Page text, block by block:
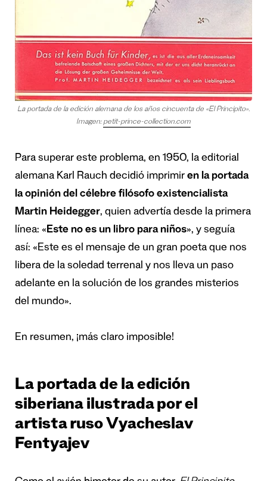
La portada de la edición alemana de los años cincuenta de «El Principito».
Imagen:petit-prince-collection.com
Para superar este problema, en 1950, la editorial
alemana Karl Rauch decidió imprimir en la portada
la opinión del célebre filósofo existencialista
Martin Heidegger, quien advertía desde la primera
línea: «Este no es un libro para niños», y seguía
así: «Este es el mensaje de un gran poeta que nos
libera de la soledad terrenal y nos lleva un paso
adelante en la solución de los grandes misterios
del mundo».
En resumen, ¡más claro imposible!
La portada de la edición
siberiana ilustrada por el
artista ruso Vyacheslav
Fentyajev